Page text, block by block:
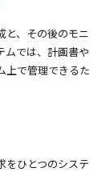
と、その後のモニ
ムでは、計画書や
上で管理できるた
をひとつのシステ